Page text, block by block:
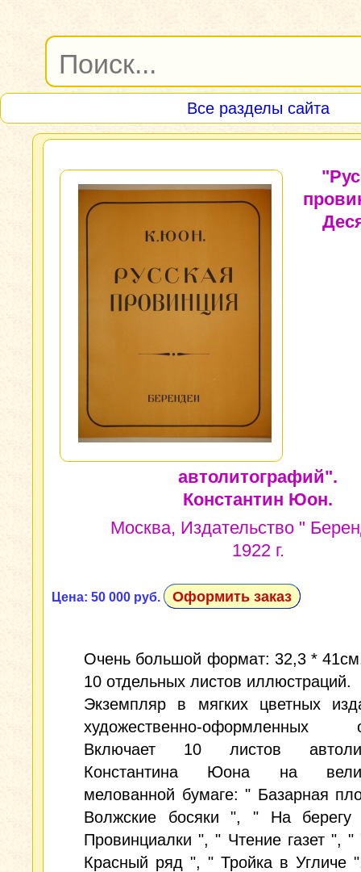
Все разделы сайта
автолитографий".
Константин Юон.
Москва, Издательство "
1922 г.
Цена: 50 000 руб. Оформить заказ
Очень большой формат: 32,3 *
10 отдельных листов иллюстраций.
Экземпляр в мягких цветных
художественно-оформленных
Включает 10 листов
Константина Юона на
мелованной бумаге: " Базарная
Волжские босяки ", " На
Провинциалки ", " Чтение газет ",
Красный ряд ", " Тройка в Угличе